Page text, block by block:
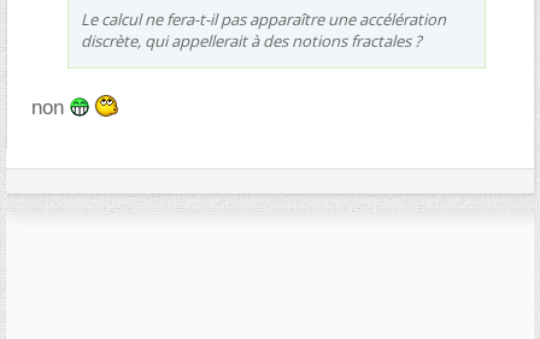
Le calcul ne fera-t-il pas apparaître une accélération
discrète, qui appellerait à des notions fractales ?
non